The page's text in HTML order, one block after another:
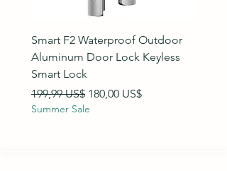
Smart F2 Waterproof Outdoor
Aluminum Door Lock Keyless
Smart Lock
Precio
199,99 US$ Precio de oferta
180,00 US$
Summer Sale